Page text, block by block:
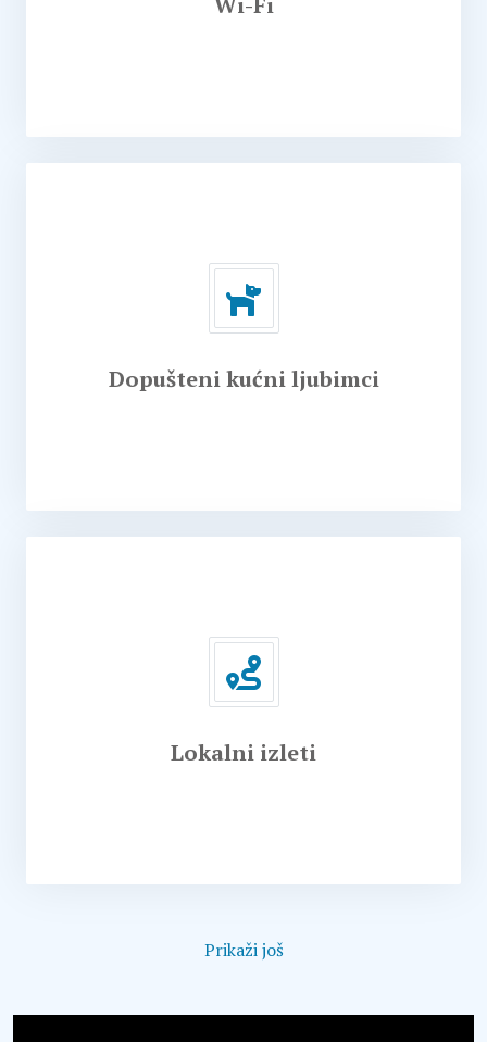
Dopušteni kućni ljubimci
Lokalni izleti
Prikaži još